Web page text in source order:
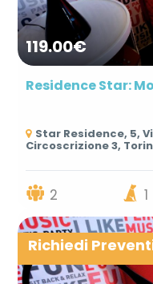
119.00€
Residence Star:
Star Residence, 5,
Circoscrizione 3,
2 1
Richiedi